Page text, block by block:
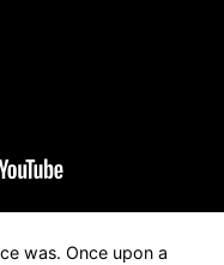
was. Once upon a